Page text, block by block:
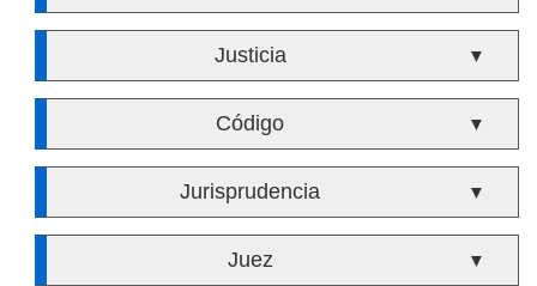
Justicia ▼
Código ▼
Jurisprudencia ▼
Juez ▼